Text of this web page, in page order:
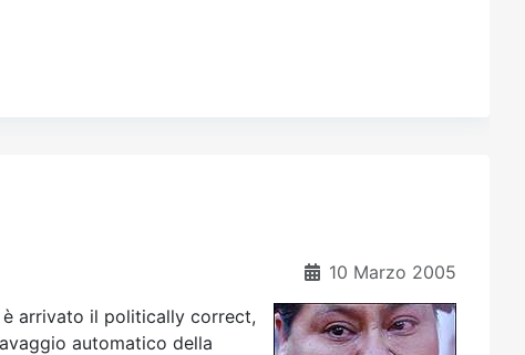
10 Marzo 2005
arrivato il politically correct,
automatico della